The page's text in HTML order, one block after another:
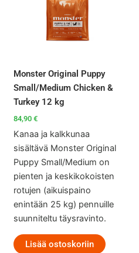
Monster Original Puppy
Small/Medium Chicken &
Turkey 12 kg
84,90 €
Kanaa ja kalkkunaa
sisältävä Monster Original
Puppy Small/Medium on
pienten ja keskikokoisten
rotujen (aikuispaino
enintään 25 kg) pennuille
suunniteltu täysravinto.
Lisää ostoskoriin